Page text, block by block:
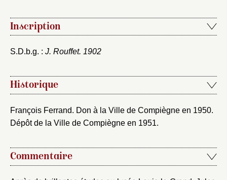
Inscription
S.D.b.g. : J. Rouffet. 1902
Historique
François Ferrand. Don à la Ville de Compiègne en 1950.
Dépôt de la Ville de Compiègne en 1951.
Commentaire